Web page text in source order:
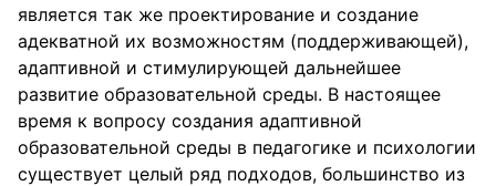
является так же проектирование и создание
адекватной их возможностям (поддерживающей),
адаптивной и стимулирующей дальнейшее
развитие образовательной среды. В настоящее
время к вопросу создания адаптивной
образовательной среды в педагогике и психологии
существует целый ряд подходов, большинство из